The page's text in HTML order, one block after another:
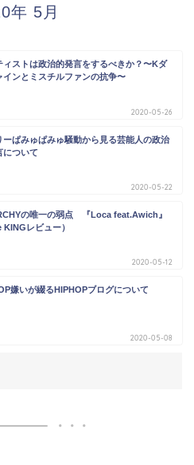
年 5月
ィストは政治的発言をするべきか？〜Kダ
インとミスチルファンの抗争〜
2020-05-26
ーぱみゅぱみゅ騒動から見る芸能人の政治
について
2020-05-22
の唯一の弱点 『Loca feat.Awich』
KINGレビュー）
2020-05-12
嫌いが綴るHIPHOPブログについて
2020-05-08